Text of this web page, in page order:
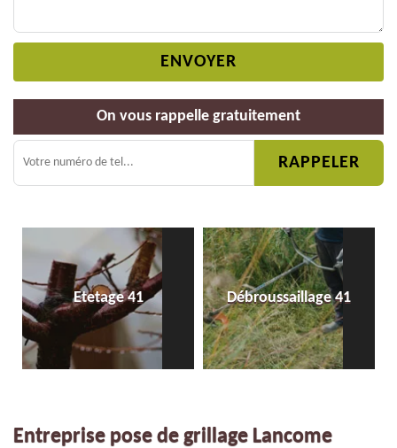
On vous rappelle gratuitement
Etetage 41 Débroussaillage 41
Entreprise pose de grillage Lancome